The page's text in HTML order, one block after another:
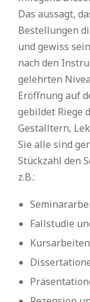
Das aussagt,
Bestellungen
und gewiss
nach den
gelehrten
Eröffnung auf
gebildet Riege
Gestalltern,
Sie alle sind
Stückzahl den
z.B.:
Fallstudie